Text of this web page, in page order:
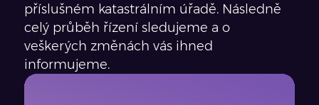
příslušném katastrálním úřadě. Následně
celý průběh řízení sledujeme a o
veškerých změnách vás ihned
informujeme.